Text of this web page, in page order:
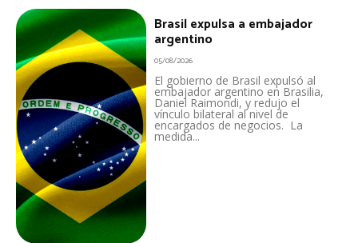
Brasil expulsa a embajador
argentino
05/08/2026
El gobierno de Brasil expulsó al
embajador argentino en Brasilia,
Daniel Raimondi, y redujo el
vínculo bilateral al nivel de
encargados de negocios. La
medida...